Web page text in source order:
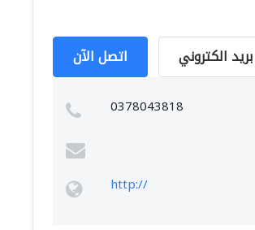
اتصل الآن الكتروني
0378043818
http://